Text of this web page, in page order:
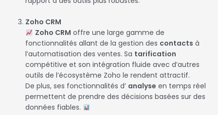
Zoho CRM
Zoho CRM offre une large gamme de
fonctionnalités allant de la gestion des contacts à
l’automatisation des ventes. Sa tarification
compétitive et son intégration fluide avec d’autres
outils de l’écosystème Zoho le rendent attractif.
De plus, ses fonctionnalités d’ analyse en temps réel
permettent de prendre des décisions basées sur des
données fiables.